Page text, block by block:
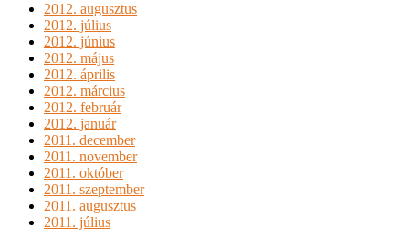
2012. augusztus
2012. július
2012. június
2012. május
2012. április
2012. március
2012. február
2012. január
2011. december
2011. november
2011. október
2011. szeptember
2011. augusztus
2011. július